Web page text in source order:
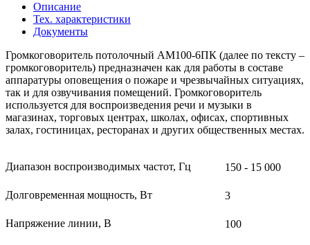
Описание
Тех. характеристики
Документы
Громкоговоритель потолочный АМ100-6ПК (далее по тексту –
громкоговоритель) предназначен как для работы в составе
аппаратуры оповещения о пожаре и чрезвычайных ситуациях,
так и для озвучивания помещений. Громкоговоритель
используется для воспроизведения речи и музыки в
магазинах, торговых центрах, школах, офисах, спортивных
залах, гостиницах, ресторанах и других общественных местах.
Диапазон воспроизводимых частот, Гц 150 - 15 000
Долговременная мощность, Вт 3
Напряжение линии, В 100